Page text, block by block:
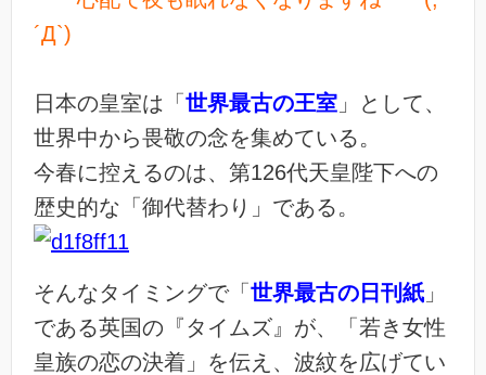
´Д`)
日本の皇室は「 世界最古の王室 」として、
世界中から畏敬の念を集めている。
今春に控えるのは、第126代天皇陛下への
歴史的な「御代替わり」である。
そんなタイミングで「 世界最古の日刊紙 」
である英国の『タイムズ』が、「若き女性
皇族の恋の決着」を伝え、波紋を広げてい